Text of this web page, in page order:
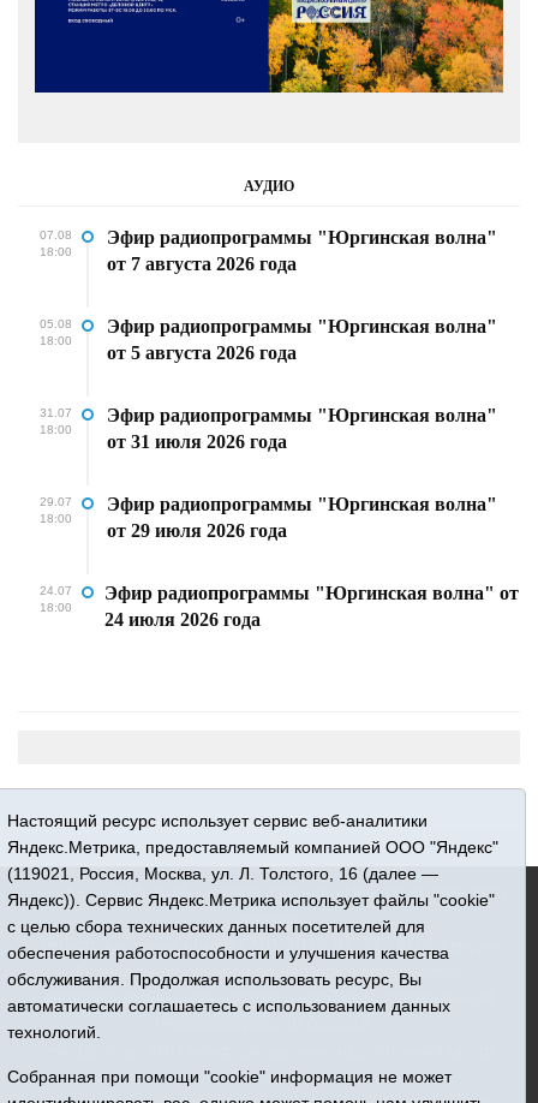
АУДИО
07.08
18:00
Эфир радиопрограммы "Юргинская волна"
от 7 августа 2026 года
05.08
18:00
Эфир радиопрограммы "Юргинская волна"
от 5 августа 2026 года
31.07
18:00
Эфир радиопрограммы "Юргинская волна"
от 31 июля 2026 года
29.07
18:00
Эфир радиопрограммы "Юргинская волна"
от 29 июля 2026 года
24.07
18:00
Эфир радиопрограммы "Юргинская волна" от
24 июля 2026 года
16+ © 2015-2026 Сетевое издание «Новости Юргинского
Регистрационный номер СМИ ЭЛ № ФС 77 - 66052 выдан
Федеральной службой по надзору в сфере связи,
«Призыв»
Настоящий ресурс использует сервис веб-аналитики
Яндекс.Метрика, предоставляемый компанией ООО "Яндекс"
(119021, Россия, Москва, ул. Л. Толстого, 16 (далее —
Яндекс)). Сервис Яндекс.Метрика использует файлы "cookie"
с целью сбора технических данных посетителей для
обеспечения работоспособности и улучшения качества
обслуживания. Продолжая использовать ресурс, Вы
автоматически соглашаетесь с использованием данных
технологий.
Собранная при помощи "cookie" информация не может